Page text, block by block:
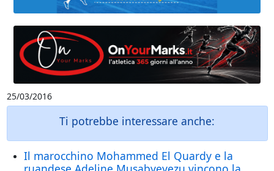
25/03/2016
Ti potrebbe interessare anche:
Il marocchino Mohammed El Quardy e la